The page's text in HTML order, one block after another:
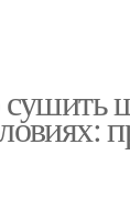
сушить